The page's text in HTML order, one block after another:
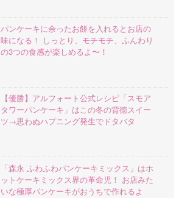
パンケーキに余ったお餅を入れるとお店の
味になる！ しっとり、モチモチ、ふんわり
の3つの食感が楽しめるよ〜！
【優勝】アルフォート公式レシピ「スモア
タワーパンケーキ」はこの冬の背徳スイー
ツ→思わぬハプニング発生でドタバタ
「森永 ふわふわパンケーキミックス」はホ
ットケーキミックス界の革命児！ お店みた
いな極厚パンケーキがおうちで作れるよ